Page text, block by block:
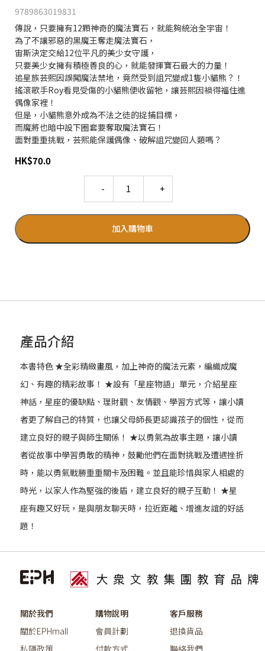
9789863019831
傳說，只要擁有12顆神奇的魔法寶石，就能夠統治全宇宙！
為了不讓邪惡的黑魔王奪走魔法寶石，
宙斯決定交給12位平凡的美少女守護，
只要美少女擁有積極善良的心，就能發揮寶石最大的力量！
追星族芸熙因誤闖魔法禁地，竟然受到詛咒變成1隻小貓熊？！
搖滾歌手Roy看見受傷的小貓熊便收留牠，讓芸熙因禍得福住進
偶像家裡！
但是，小貓熊意外成為不法之徒的捉捕目標，
而魔將也暗中設下圈套要奪取魔法寶石！
面對重重挑戰，芸熙能保護偶像、破解詛咒變回人類嗎？
HK$70.0
加入購物車
產品介紹
本書特色 ★全彩精緻畫風，加上神奇的魔法元素，編織成魔
幻、有趣的精彩故事！ ★設有「星座物語」單元，介紹星座
神話，星座的優缺點、理財觀、友情觀、學習方式等，讓小讀
者更了解自己的特質，也讓父母師長更認識孩子的個性，從而
建立良好的親子與師生關係！ ★以勇氣為故事主題，讓小讀
者從故事中學習勇敢的精神，鼓勵他們在面對挑戰及遭遇挫折
時，能以勇氣戰勝重重關卡及困難。並且能珍惜與家人相處的
時光，以家人作為堅強的後盾，建立良好的親子互動！ ★星
座有趣又好玩，是與朋友聊天時，拉近距離、增進友誼的好話
題！
關於我們
關於EPHmall
私隱政策
購物說明
會員計劃
付款方式
客戶服務
退換貨品
聯絡我們